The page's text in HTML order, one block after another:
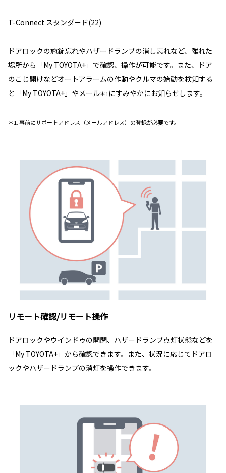
T-Connect スタンダード(22)
ドアロックの施錠忘れやハザードランプの消し忘れなど、離れた
場所から「My TOYOTA+」で確認、操作が可能です。また、ドア
のこじ開けなどオートアラームの作動やクルマの始動を検知する
と「My TOYOTA+」やメール＊1 にすみやかにお知らせします。
＊1. 事前にサポートアドレス（メールアドレス）の登録が必要です。
リモート確認/リモート操作
ドアロックやウインドゥの開閉、ハザードランプ点灯状態などを
「My TOYOTA+」から確認できます。また、状況に応じてドアロ
ックやハザードランプの消灯を操作できます。